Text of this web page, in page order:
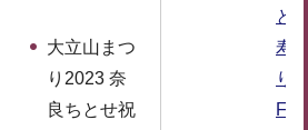
大立山まつ
り2023 奈
良ちとせ祝
と
寿
り
F